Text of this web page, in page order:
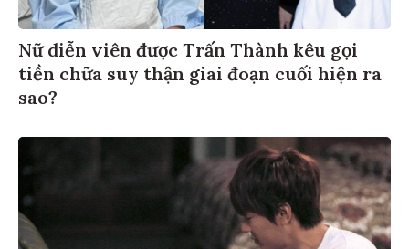
Nữ diễn viên được Trấn Thành kêu gọi
tiền chữa suy thận giai đoạn cuối hiện ra
sao?